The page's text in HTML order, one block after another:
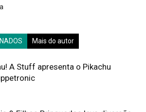
Mais do autor
A Stuff apresenta o Pikachu